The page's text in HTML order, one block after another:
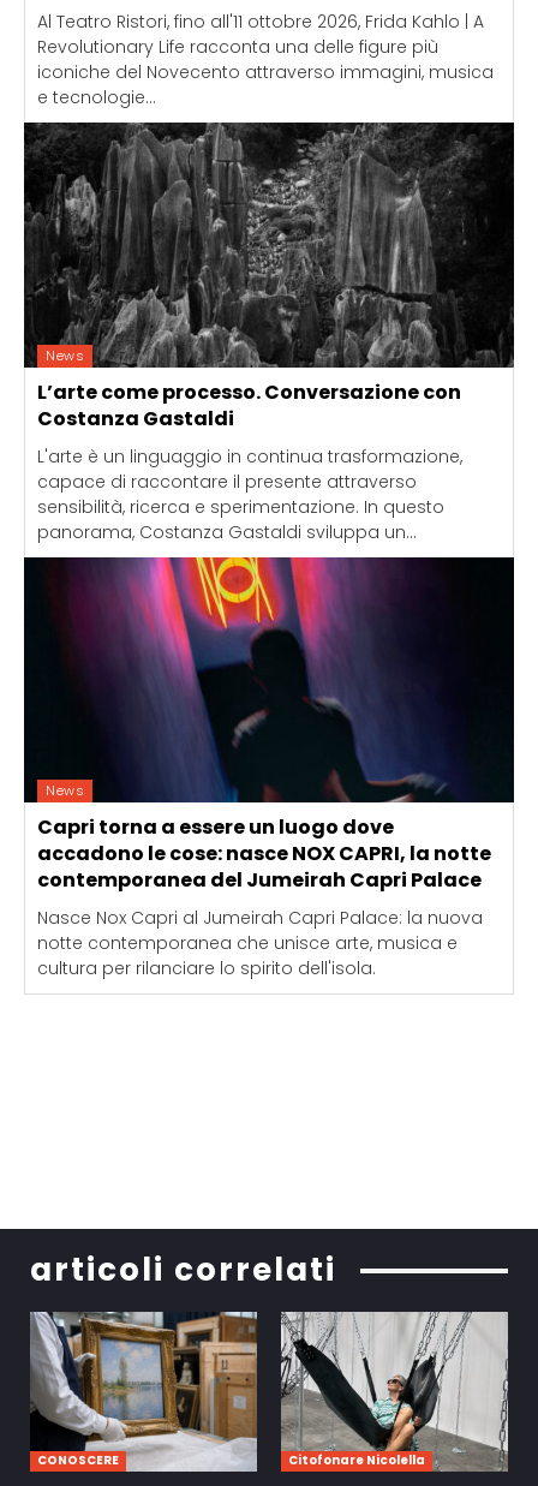
Al Teatro Ristori, fino all'11 ottobre 2026, Frida Kahlo | A
Revolutionary Life racconta una delle figure più
iconiche del Novecento attraverso immagini, musica
e tecnologie...
News
L’arte come processo. Conversazione con
Costanza Gastaldi
L'arte è un linguaggio in continua trasformazione,
capace di raccontare il presente attraverso
sensibilità, ricerca e sperimentazione. In questo
panorama, Costanza Gastaldi sviluppa un...
News
Capri torna a essere un luogo dove
accadono le cose: nasce NOX CAPRI, la notte
contemporanea del Jumeirah Capri Palace
Nasce Nox Capri al Jumeirah Capri Palace: la nuova
notte contemporanea che unisce arte, musica e
cultura per rilanciare lo spirito dell'isola.
articoli correlati
CONOSCERE Citofonare Nicolella